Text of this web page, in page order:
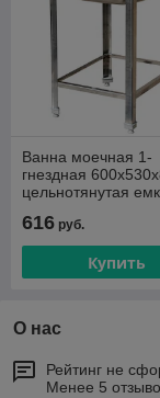
Ванна моечная 1-
гнездная
цельнотянутая
616 руб.
Купить
О нас
Рейтинг не
Менее 5